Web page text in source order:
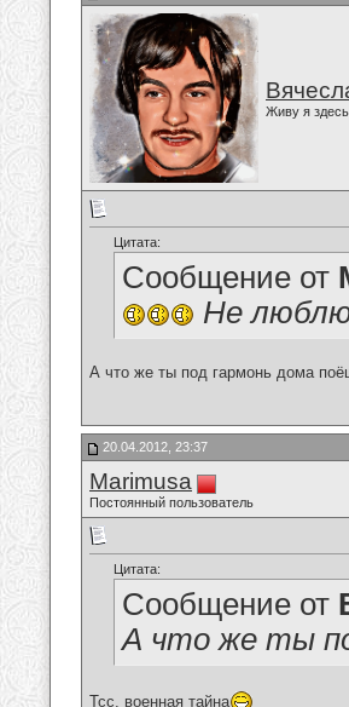
Живу я здесь
Цитата:
Сообщение от
Не
А что же ты под гармонь дома
20.04.2012, 23:37
Marimusa
Постоянный пользователь
Цитата:
Сообщение от
А что же ты
Тсс, военная тайна